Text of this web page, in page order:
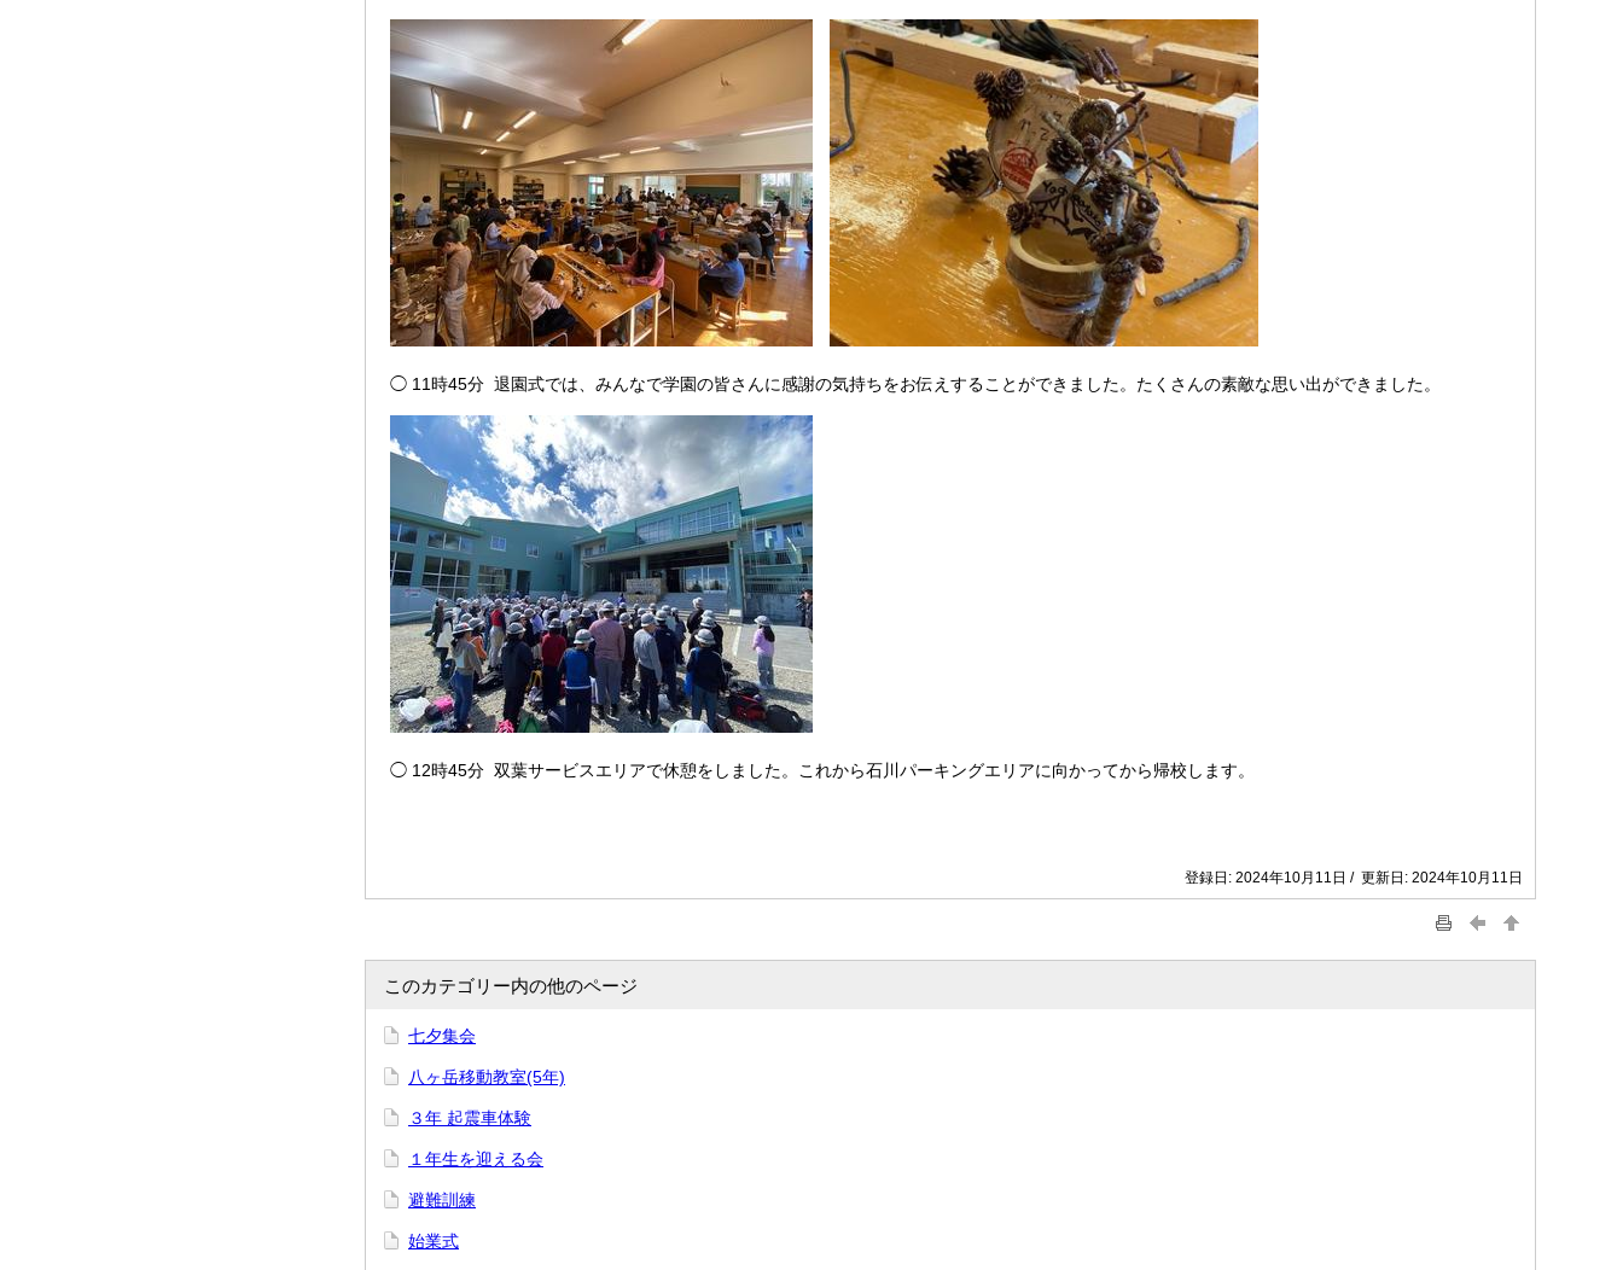
◯ 11時45分 退園式では、みんなで学園の皆さんに感謝の気持ちをお伝えすることができました。たくさんの素敵な思い出ができました。
◯ 12時45分 双葉サービスエリアで休憩をしました。これから石川パーキングエリアに向かってから帰校します。
登録日: 2024年10月11日 / 更新日: 2024年10月11日
このカテゴリー内の他のページ
七夕集会
八ヶ岳移動教室(5年)
３年 起震車体験
１年生を迎える会
避難訓練
始業式